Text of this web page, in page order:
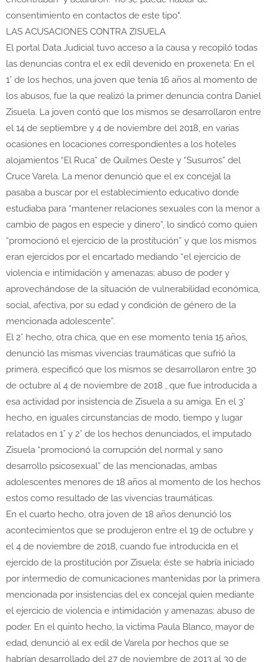
consentimiento en contactos de este tipo".
LAS ACUSACIONES CONTRA ZISUELA
El portal Data Judicial tuvo acceso a la causa y recopiló todas
las denuncias contra el ex edil devenido en proxeneta: En el
1° de los hechos, una joven que tenía 16 años al momento de
los abusos, fue la que realizó la primer denuncia contra Daniel
Zisuela. La joven contó que los mismos se desarrollaron entre
el 14 de septiembre y 4 de noviembre del 2018, en varias
ocasiones en locaciones correspondientes a los hoteles
alojamientos “El Ruca” de Quilmes Oeste y “Susurros” del
Cruce Varela. La menor denunció que el ex concejal la
pasaba a buscar por el establecimiento educativo donde
estudiaba para “mantener relaciones sexuales con la menor a
cambio de pagos en especie y dinero”, lo sindicó como quien
“promocionó el ejercicio de la prostitución” y que los mismos
eran ejercidos por el encartado mediando “el ejercicio de
violencia e intimidación y amenazas; abuso de poder y
aprovechándose de la situación de vulnerabilidad económica,
social, afectiva, por su edad y condición de género de la
mencionada adolescente”.
El 2° hecho, otra chica, que en ese momento tenía 15 años,
denunció las mismas vivencias traumáticas que sufrió la
primera, especificó que los mismos se desarrollaron entre 30
de octubre al 4 de noviembre de 2018 , que fue introducida a
esa actividad por insistencia de Zisuela a su amiga. En el 3°
hecho, en iguales circunstancias de modo, tiempo y lugar
relatados en 1° y 2° de los hechos denunciados, el imputado
Zisuela “promocionó la corrupción del normal y sano
desarrollo psicosexual” de las mencionadas, ambas
adolescentes menores de 18 años al momento de los hechos
estos como resultado de las vivencias traumáticas.
En el cuarto hecho, otra joven de 18 años denunció los
acontecimientos que se produjeron entre el 19 de octubre y
el 4 de noviembre de 2018, cuando fue introducida en el
ejercido de la prostitución por Zisuela; éste se habría iniciado
por intermedio de comunicaciones mantenidas por la primera
mencionada por insistencias del ex concejal quien mediante
el ejercicio de violencia e intimidación y amenazas; abuso de
poder. En el quinto hecho, la victima Paula Blanco, mayor de
edad, denunció al ex edil de Varela por hechos que se
habrían desarrollado del 27 de noviembre de 2013 al 30 de